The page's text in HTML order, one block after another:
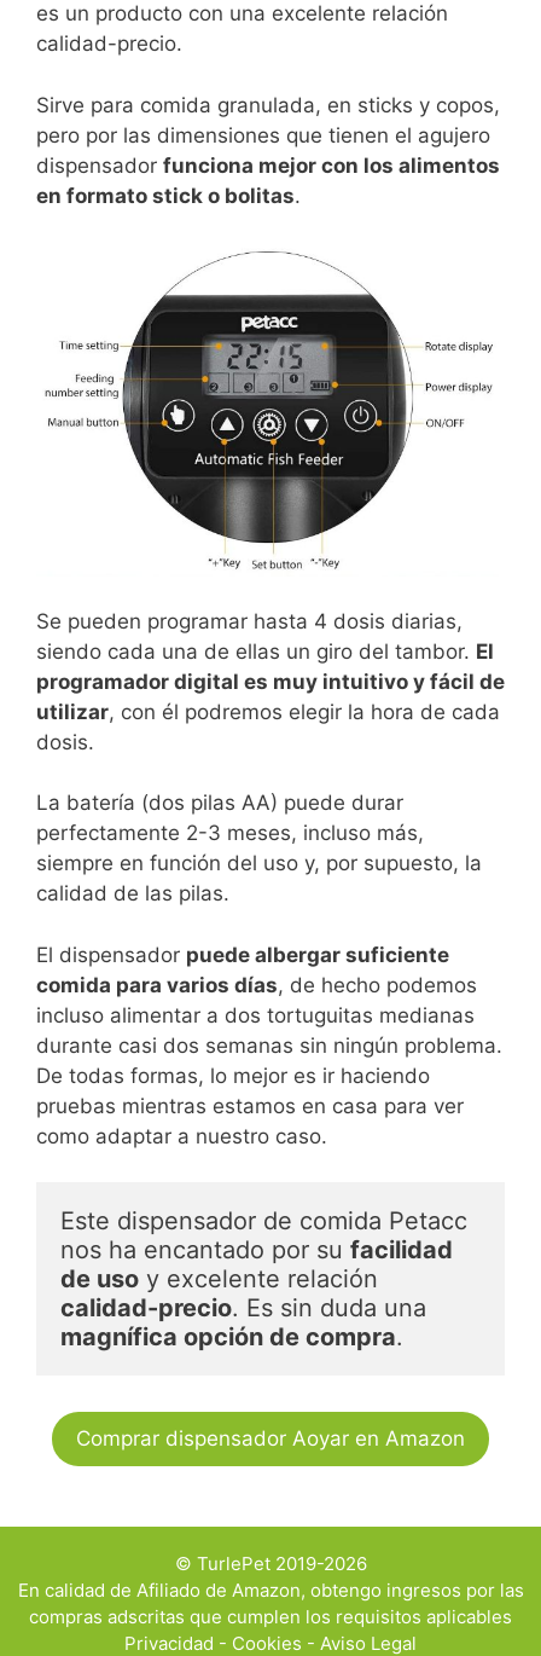
es un producto con una excelente relación
calidad-precio.
Sirve para comida granulada, en sticks y copos,
pero por las dimensiones que tienen el agujero
dispensador funciona mejor con los alimentos
en formato stick o bolitas.
Se pueden programar hasta 4 dosis diarias,
siendo cada una de ellas un giro del tambor. El
programador digital es muy intuitivo y fácil de
utilizar, con él podremos elegir la hora de cada
dosis.
La batería (dos pilas AA) puede durar
perfectamente 2-3 meses, incluso más,
siempre en función del uso y, por supuesto, la
calidad de las pilas.
El dispensador puede albergar suficiente
comida para varios días, de hecho podemos
incluso alimentar a dos tortuguitas medianas
durante casi dos semanas sin ningún problema.
De todas formas, lo mejor es ir haciendo
pruebas mientras estamos en casa para ver
como adaptar a nuestro caso.
Este dispensador de comida Petacc
nos ha encantado por su facilidad
de uso
calidad-precio
magnífica opción de compra.
Comprar dispensador Aoyar en Amazon
© TurlePet 2019-2026
En calidad de Afiliado de Amazon, obtengo ingresos por las
compras adscritas que cumplen los requisitos aplicables
Privacidad - Cookies - Aviso Legal